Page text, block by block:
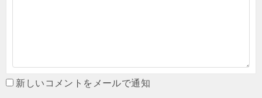
新しいコメントをメールで通知